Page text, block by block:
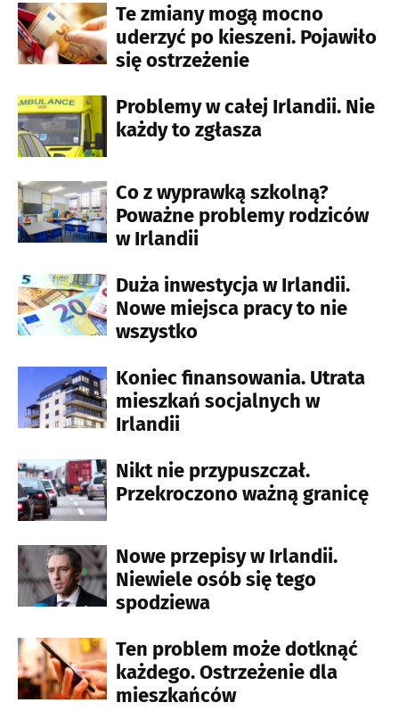
Te zmiany mogą mocno
uderzyć po kieszeni. Pojawiło
się ostrzeżenie
Problemy w całej Irlandii. Nie
każdy to zgłasza
Co z wyprawką szkolną?
Poważne problemy rodziców
w Irlandii
Duża inwestycja w Irlandii.
Nowe miejsca pracy to nie
wszystko
Koniec finansowania. Utrata
mieszkań socjalnych w
Irlandii
Nikt nie przypuszczał.
Przekroczono ważną granicę
Nowe przepisy w Irlandii.
Niewiele osób się tego
spodziewa
Ten problem może dotknąć
każdego. Ostrzeżenie dla
mieszkańców